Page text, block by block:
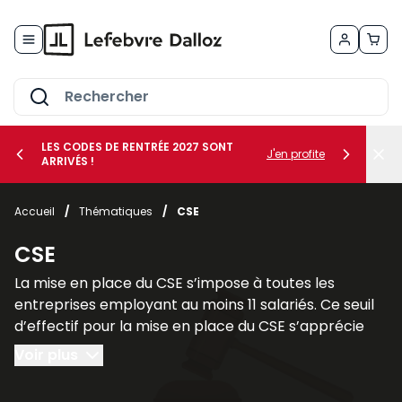
le sous-menu Vos métiers
le sous-menu Vos besoins
LES CODES DE RENTRÉE 2027 SONT
ARRIVÉS !
J'en profite
Accueil / Thématiques / CSE
CSE
La mise en place du CSE s’impose à toutes les
entreprises employant au moins 11 salariés. Ce seuil
d’effectif pour la mise en place du CSE s’apprécie
sur une période de 12 mois consécutifs.